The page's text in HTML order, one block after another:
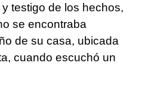
testigo de los hechos,
se encontraba
de su casa, ubicada
cuando escuchó un